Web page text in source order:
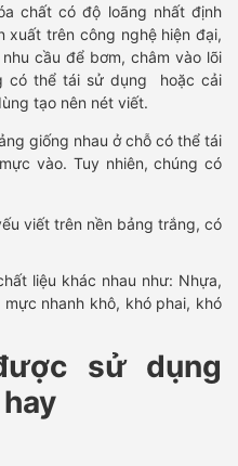
chất có độ loãng nhất định
xuất trên công nghệ hiện đại,
cầu để bơm, châm vào lõi
có thể tái sử dụng hoặc cải
tạo nên nét viết.
giống nhau ở chỗ có thể tái
vào. Tuy nhiên, chúng có
viết trên nền bảng trắng, có
liệu khác nhau như: Nhựa,
nhanh khô, khó phai, khó
sử dụng